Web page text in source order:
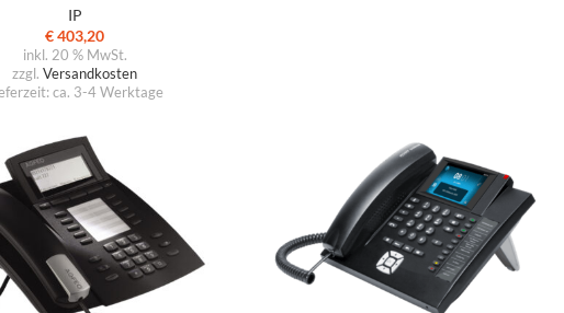
IP
€403,20
inkl. 20 % MwSt.
zzgl.Versandkosten
ca. 3-4 Werktage